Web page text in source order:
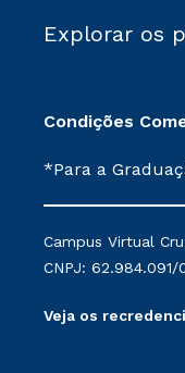
Explorar os
Condições
*Para a
mantidos
serviços.
Campus Virtual
CNPJ: 62.984.091/
Veja os